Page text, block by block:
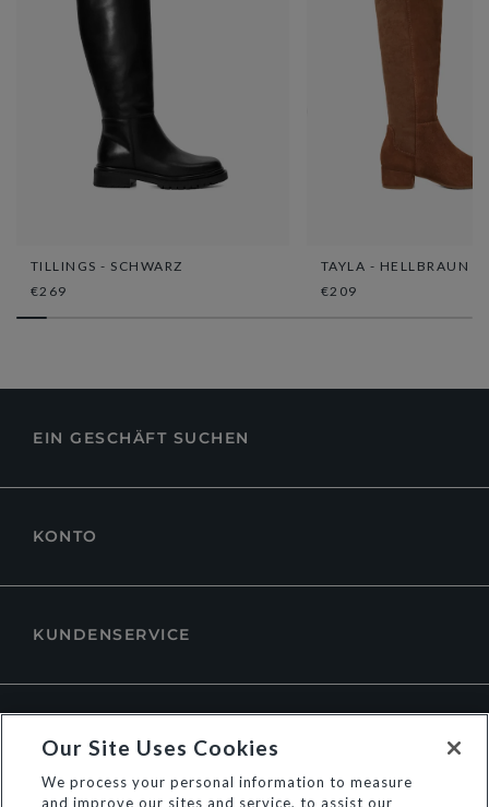
TILLINGS - SCHWARZ
€269
TAYLA - HELLBRAUN
€209
EIN GESCHÄFT SUCHEN
KONTO
KUNDENSERVICE
Our Site Uses Cookies
We process your personal information to measure
and improve our sites and service, to assist our